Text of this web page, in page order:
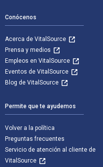
Conócenos
Acerca de VitalSource
Prensa y medios
Empleos en VitalSource
Eventos de VitalSource
Blog de VitalSource
Permite que te ayudemos
Volver a la política
Preguntas frecuentes
Servicio de atención al cliente de
VitalSource